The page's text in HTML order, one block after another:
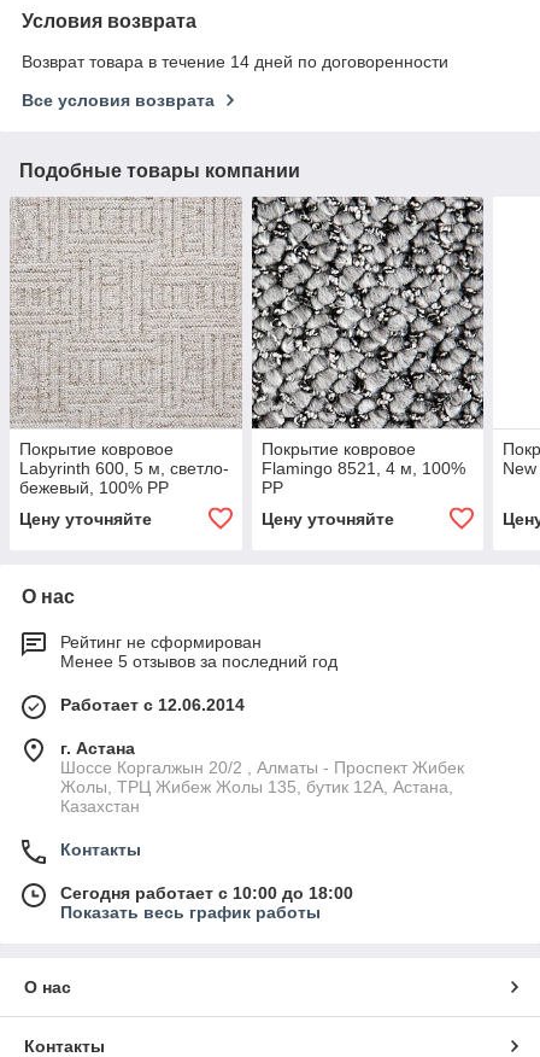
Условия возврата
Возврат товара в течение 14 дней по договоренности
Все условия возврата
Подобные товары компании
Покрытие ковровое
Labyrinth 600, 5 м, светло-
бежевый, 100% PP
Цену уточняйте
Покрытие ковровое
Flamingo 8521, 4 м, 100%
PP
Цену уточняйте
О нас
Рейтинг не сформирован
Менее 5 отзывов за последний год
Работает с 12.06.2014
г. Астана
Шоссе Коргалжын 20/2 , Алматы - Проспект Жибек
Жолы, ТРЦ Жибеж Жолы 135, бутик 12А, Астана,
Казахстан
Контакты
Сегодня работает с 10:00 до 18:00
Показать весь график работы
О нас
Контакты